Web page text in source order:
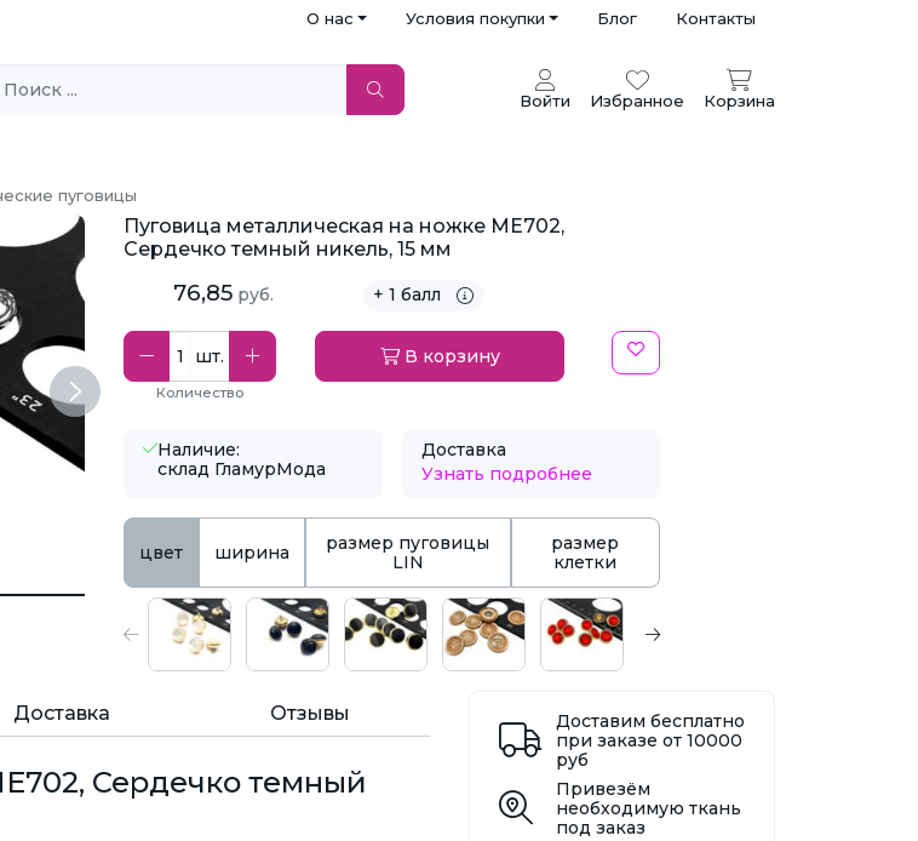
О нас Условия покупки Блог Контакты
Войти Избранное Корзина
пуговицы
Next
Пуговица металлическая на ножке ME702,
Сердечко темный никель, 15 мм
76,85 руб. + 1 балл
шт.
Количество
В корзину
Наличие:
склад ГламурМода
Доставка
Узнать подробнее
цвет ширина
размер пуговицы
LIN
размер
клетки
Доставка Отзывы
Сердечко темный
Доставим бесплатно
при заказе от 10000
руб
Привезём
необходимую ткань
под заказ